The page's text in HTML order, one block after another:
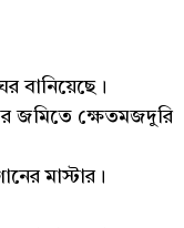
বানিয়েছে।
জমিতে ক্ষেতমজদুরি
মাস্টার।